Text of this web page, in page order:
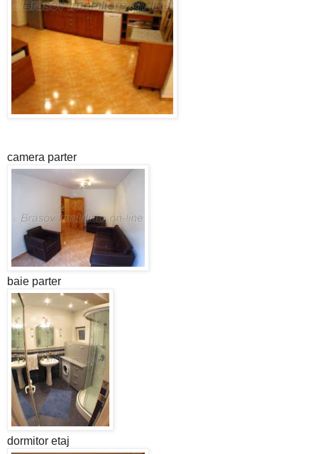
camera parter
baie parter
dormitor etaj